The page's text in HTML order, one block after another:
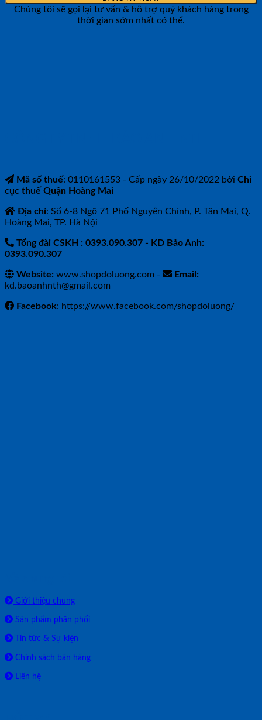
Chúng tôi sẽ gọi lại tư vấn & hỗ trợ quý khách hàng trong
thời gian sớm nhất có thể.
Mã số thuế: 0110161553 - Cấp ngày 26/10/2022 bởi Chi
cục thuế Quận Hoàng Mai
Địa chỉ: Số 6-8 Ngõ 71 Phố Nguyễn Chính, P. Tân Mai, Q.
Hoàng Mai, TP. Hà Nội
Tổng đài CSKH : 0393.090.307 - KD Bảo Anh:
0393.090.307
Website: www.shopdoluong.com -
Email:
kd.baoanhnth@gmail.com
Facebook: https://www.facebook.com/shopdoluong/
Giới thiệu chung
Sản phẩm phân phối
Tin tức & Sự kiện
Chính sách bán hàng
Liên hệ